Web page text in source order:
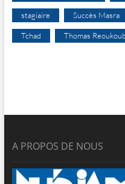
stagiaire Succès Masra
Tchad Thomas
A PROPOS DE NOUS